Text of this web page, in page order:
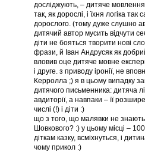
досліджують, – дитяче
так, як дорослі, і їхня логіка
дорослого. (тому дуже слушно
дитячий автор мусить відчути
діти не бояться творити нові
фрази, й Іван Андрусяк як
вловив оце дитяче мовне
і друге. з приводу іронії, не
Керролла ;) я в цьому випадку
дитячого письменника: дитяча
авдиторії, а навпаки – її
числі (!) і діти :)
що з того, що малявки не
Шовкового? :) у цьому місці –
діткам казку, всміхнуться, і
чому прикол :)